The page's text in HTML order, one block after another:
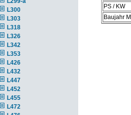
L300
L303
L318
L326
L342
L353
L426
L432
L447
L452
L455
L472
PS / KW
Baujahr